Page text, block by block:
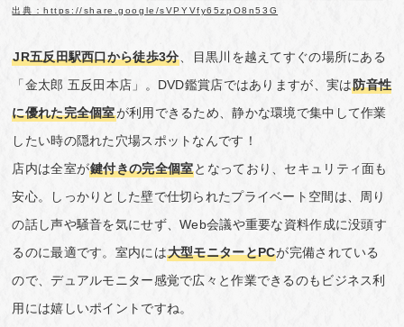
出典：https://share.google/sVPYVfy65zpO8n53G
JR五反田駅西口から徒歩3分 、目黒川を越えてすぐの場所にある
「金太郎 五反田本店」。DVD鑑賞店ではありますが、実は防音性
に優れた完全個室が利用できるため、静かな環境で集中して作業
したい時の隠れた穴場スポットなんです！
店内は全室が鍵付きの完全個室となっており、セキュリティ面も
安心。しっかりとした壁で仕切られたプライベート空間は、周り
の話し声や騒音を気にせず、Web会議や重要な資料作成に没頭す
るのに最適です。室内には大型モニターとPCが完備されている
ので、デュアルモニター感覚で広々と作業できるのもビジネス利
用には嬉しいポイントですね。